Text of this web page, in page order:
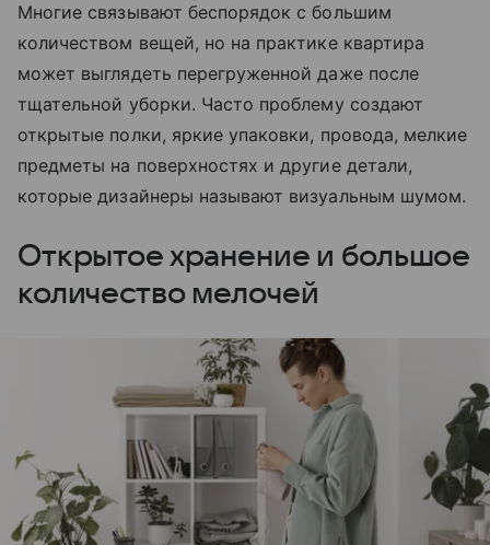
Многие связывают беспорядок с большим
количеством вещей, но на практике квартира
может выглядеть перегруженной даже после
тщательной уборки. Часто проблему создают
открытые полки, яркие упаковки, провода, мелкие
предметы на поверхностях и другие детали,
которые дизайнеры называют визуальным шумом.
Открытое хранение и большое
количество мелочей